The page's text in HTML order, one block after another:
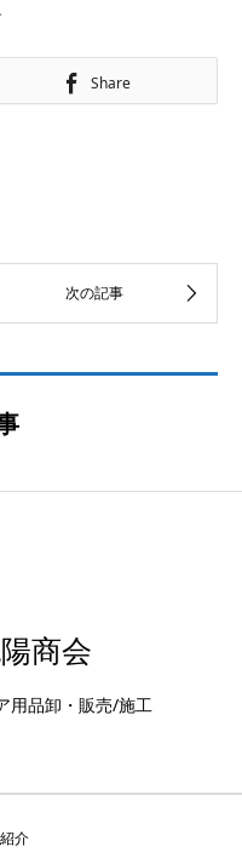
Share
商会
用品卸・販売/施工
介